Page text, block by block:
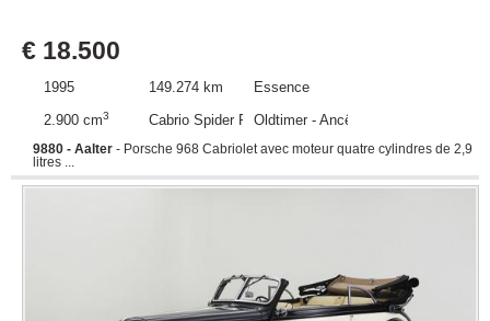
€ 18.500
1995 149.274 km
Essence
2.900 cm3 Cabrio Spider RoadsterOldtimer - Ancêtre
9880 - Aalter - Porsche 968 Cabriolet avec moteur quatre cylindres de 2,9
litres ...